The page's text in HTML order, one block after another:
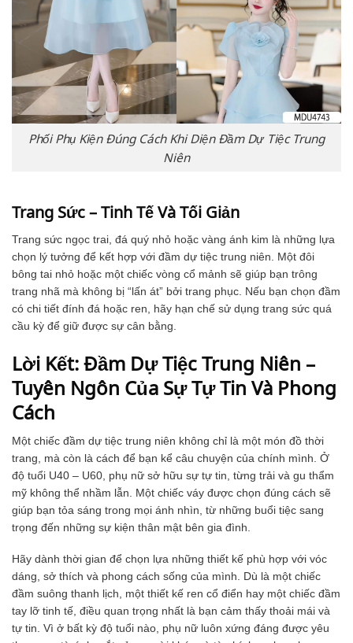
Phối Phụ Kiện Đúng Cách Khi Diện Đầm Dự Tiệc Trung
Niên
Trang Sức – Tinh Tế Và Tối Giản
Trang sức ngọc trai, đá quý nhỏ hoặc vàng ánh kim là những lựa
chọn lý tưởng để kết hợp với đầm dự tiệc trung niên. Một đôi
bông tai nhỏ hoặc một chiếc vòng cổ mảnh sẽ giúp bạn trông
trang nhã mà không bị “lấn át” bởi trang phục. Nếu bạn chọn đầm
có chi tiết đính đá hoặc ren, hãy hạn chế sử dụng trang sức quá
cầu kỳ để giữ được sự cân bằng.
Lời Kết: Đầm Dự Tiệc Trung Niên –
Tuyên Ngôn Của Sự Tự Tin Và Phong
Cách
Một chiếc đầm dự tiệc trung niên không chỉ là một món đồ thời
trang, mà còn là cách để bạn kể câu chuyện của chính mình. Ở
độ tuổi U40 – U60, phụ nữ sở hữu sự tự tin, từng trải và gu thẩm
mỹ không thể nhầm lẫn. Một chiếc váy được chọn đúng cách sẽ
giúp bạn tỏa sáng trong mọi ánh nhìn, từ những buổi tiệc sang
trọng đến những sự kiện thân mật bên gia đình.
Hãy dành thời gian để chọn lựa những thiết kế phù hợp với vóc
dáng, sở thích và phong cách sống của mình. Dù là một chiếc
đầm suông thanh lịch, một thiết kế ren cổ điển hay một chiếc đầm
tay lỡ tinh tế, điều quan trọng nhất là bạn cảm thấy thoải mái và
tự tin. Vì ở bất kỳ độ tuổi nào, phụ nữ luôn xứng đáng được yêu